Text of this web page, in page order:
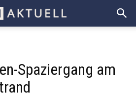
Spaziergang am